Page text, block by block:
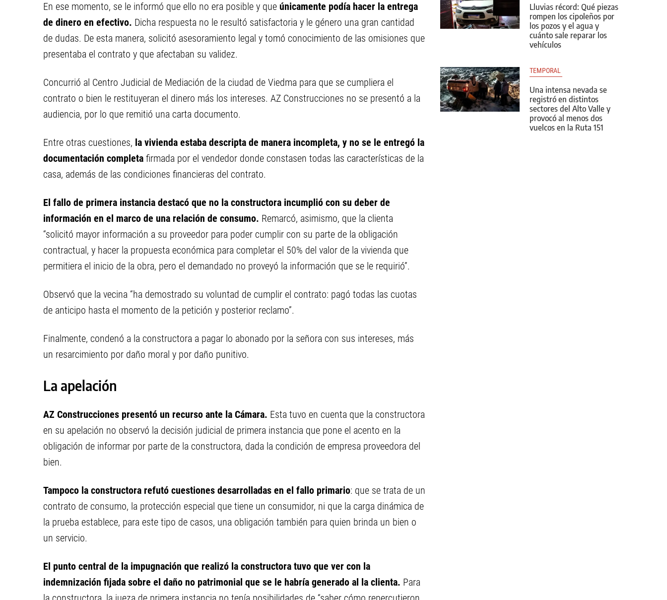
En ese momento, se le informó que ello no era posible y que únicamente podía hacer la entrega
de dinero en efectivo. Dicha respuesta no le resultó satisfactoria y le género una gran cantidad
de dudas. De esta manera, solicitó asesoramiento legal y tomó conocimiento de las omisiones que
presentaba el contrato y que afectaban su validez.
Concurrió al Centro Judicial de Mediación de la ciudad de Viedma para que se cumpliera el
contrato o bien le restituyeran el dinero más los intereses. AZ Construcciones no se presentó a la
audiencia, por lo que remitió una carta documento.
Entre otras cuestiones, la vivienda estaba descripta de manera incompleta, y no se le entregó la
documentación completa firmada por el vendedor donde constasen todas las características de la
casa, además de las condiciones financieras del contrato.
El fallo de primera instancia destacó que no la constructora incumplió con su deber de
información en el marco de una relación de consumo. Remarcó, asimismo, que la clienta
“solicitó mayor información a su proveedor para poder cumplir con su parte de la obligación
contractual, y hacer la propuesta económica para completar el 50% del valor de la vivienda que
permitiera el inicio de la obra, pero el demandado no proveyó la información que se le requirió”.
Observó que la vecina “ha demostrado su voluntad de cumplir el contrato: pagó todas las cuotas
de anticipo hasta el momento de la petición y posterior reclamo”.
Finalmente, condenó a la constructora a pagar lo abonado por la señora con sus intereses, más
un resarcimiento por daño moral y por daño punitivo.
La apelación
AZ Construcciones presentó un recurso ante la Cámara. Esta tuvo en cuenta que la constructora
en su apelación no observó la decisión judicial de primera instancia que pone el acento en la
obligación de informar por parte de la constructora, dada la condición de empresa proveedora del
bien.
Tampoco la constructora refutó cuestiones desarrolladas en el fallo primario: que se trata de un
contrato de consumo, la protección especial que tiene un consumidor, ni que la carga dinámica de
la prueba establece, para este tipo de casos, una obligación también para quien brinda un bien o
un servicio.
El punto central de la impugnación que realizó la constructora tuvo que ver con la
indemnización fijada sobre el daño no patrimonial que se le habría generado al la clienta. Para
Lluvias récord: Qué piezas
rompen los cipoleños por
los pozos y el agua y
cuánto sale reparar los
vehículos
TEMPORAL
Una intensa nevada se
registró en distintos
sectores del Alto Valle y
provocó al menos dos
vuelcos en la Ruta 151